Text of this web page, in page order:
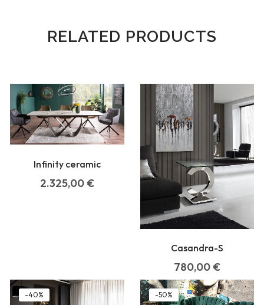
RELATED PRODUCTS
Infinity ceramic
2.325,00€
Casandra-S
780,00€
-40% -50%